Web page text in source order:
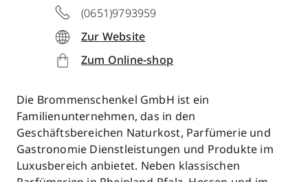
(0651)9793959
Zur Website
Zum Online-shop
Die Brommenschenkel GmbH ist ein
Familienunternehmen, das in den
Geschäftsbereichen Naturkost, Parfümerie und
Gastronomie Dienstleistungen und Produkte im
Luxusbereich anbietet. Neben klassischen